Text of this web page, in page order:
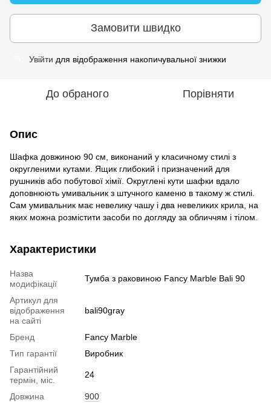
Замовити швидко
Увійти для відображення накопичувальної знижки
До обраного Порівняти
Опис
Шафка довжиною 90 см, виконаний у класичному стилі з
округленими кутами. Ящик глибокий і призначений для
рушників або побутової хімії. Округлені кути шафки вдало
доповнюють умивальник з штучного каменю в такому ж стилі.
Сам умивальник має невелику чашу і два невеликих крила, на
яких можна розмістити засоби по догляду за обличчям і тілом.
Характеристики
Назва
модифікації
Тумба з раковиною Fancy Marble Bali 90
Артикул для
відображення
на сайті
bali90gray
Бренд
Fancy Marble
Тип гарантії
Виробник
Гарантійний
термін, міс.
24
Довжина
900